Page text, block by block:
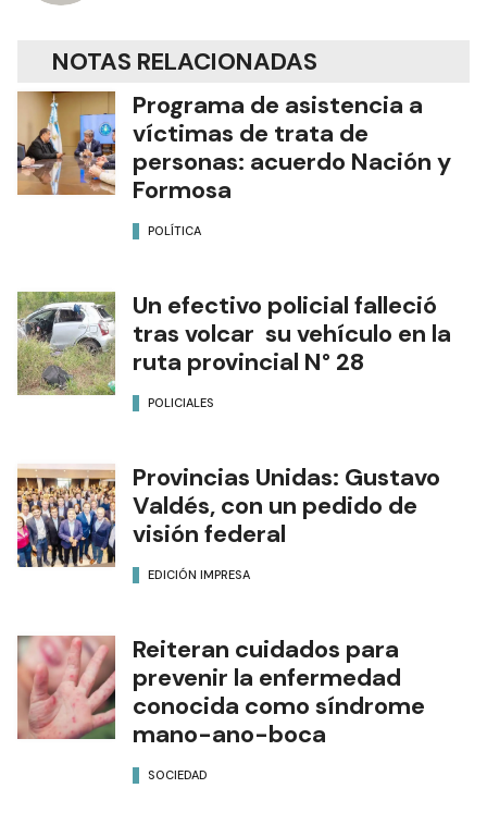
NOTAS RELACIONADAS
Programa de asistencia a
víctimas de trata de
personas: acuerdo Nación y
Formosa
POLÍTICA
Un efectivo policial falleció
tras volcar su vehículo en la
ruta provincial N° 28
POLICIALES
Provincias Unidas: Gustavo
Valdés, con un pedido de
visión federal
EDICIÓN IMPRESA
Reiteran cuidados para
prevenir la enfermedad
conocida como síndrome
mano-ano-boca
SOCIEDAD